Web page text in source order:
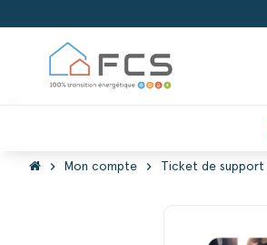
chevron_right Mon compte chevron_right Ticket de support